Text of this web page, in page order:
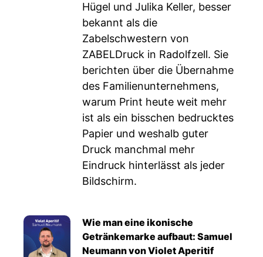
Hügel und Julika Keller, besser
bekannt als die
Zabelschwestern von
ZABELDruck in Radolfzell. Sie
berichten über die Übernahme
des Familienunternehmens,
warum Print heute weit mehr
ist als ein bisschen bedrucktes
Papier und weshalb guter
Druck manchmal mehr
Eindruck hinterlässt als jeder
Bildschirm.
Wie man eine ikonische
Getränkemarke aufbaut: Samuel
Neumann von Violet Aperitif